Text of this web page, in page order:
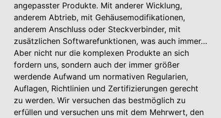
angepasster Produkte. Mit anderer Wicklung,
anderem Abtrieb, mit Gehäusemodifikationen,
anderem Anschluss oder Steckverbinder, mit
zusätzlichen Softwarefunktionen, was auch immer…
Aber nicht nur die komplexen Produkte an sich
fordern uns, sondern auch der immer größer
werdende Aufwand um normativen Regularien,
Auflagen, Richtlinien und Zertifizierungen gerecht
zu werden. Wir versuchen das bestmöglich zu
erfüllen und versuchen uns mit dem Mehrwert, den